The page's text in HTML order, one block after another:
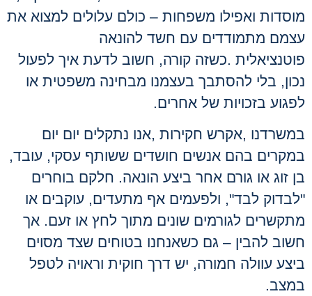
מוסדות ואפילו משפחות – כולם עלולים למצוא את
עצמם מתמודדים עם חשד להונאה
פוטנציאלית.כשזה קורה, חשוב לדעת איך לפעול
נכון, בלי להסתבך בעצמנו מבחינה משפטית או
לפגוע בזכויות של אחרים.
במשרדנו,אקרש חקירות,אנו נתקלים יום יום
במקרים בהם אנשים חושדים ששותף עסקי, עובד,
בן זוג או גורם אחר ביצע הונאה. חלקם בוחרים
"לבדוק לבד", ולפעמים אף מתעדים, עוקבים או
מתקשרים לגורמים שונים מתוך לחץ או זעם. אך
חשוב להבין – גם כשאנחנו בטוחים שצד מסוים
ביצע עוולה חמורה, יש דרך חוקית וראויה לטפל
במצב.